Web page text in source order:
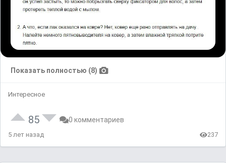
Показать полностью (8)
Интересное
85 0 комментариев
5 лет назад 237